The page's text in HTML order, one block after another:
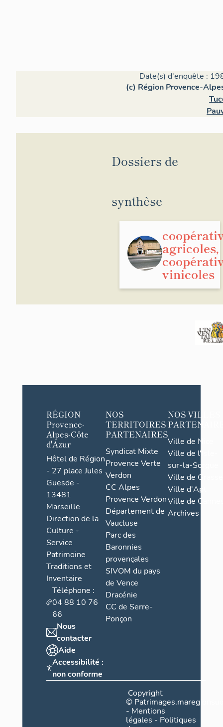
Date(s) d'enquête :
(c) Région Provence-
Dossiers de
synthèse
agricoles,
vinicoles
RÉGION
Provence-
Alpes-Côte
d'Azur
Hôtel de Région
- 27 place Jules
Guesde -
13481
Marseille
Direction de la
Culture -
Service
Patrimoine
Traditions et
Inventaire
Téléphone :
04 88 10 76
66
Nous
contacter
Aide
Accessibilité :
non conforme
NOS
TERRITOIRES
PARTENAIRES
Syndicat Mixte
Provence Verte
Verdon
CC Alpes
Provence Verdon
Département de
Vaucluse
Parc des
Baronnies
provençales
SIVOM du pays
de Vence
Dracénie
CC de Serre-
Ponçon
NOS VILLES
Ville de Nice
Ville de l'Isle-
sur-la-Sorgue
Ville de Grasse
Ville d'Apt
Ville de
Archives
Copyright
©
- Mentions
légales - Politiques